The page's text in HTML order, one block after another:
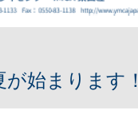
始まります！